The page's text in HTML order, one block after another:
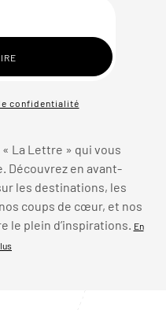
confidentialité
La Lettre » qui vous
Découvrez en avant-
les destinations, les
coups de cœur, et nos
le plein d’inspirations.
En